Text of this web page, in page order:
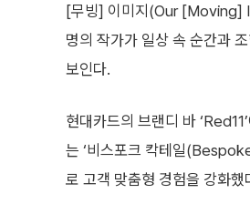
[무빙] 이미지(Our [Moving]
명의 작가가 일상 속 순간과
보인다.
현대카드의 브랜디 바
는 ‘비스포크 칵테일
로 고객 맞춤형 경험을 강화했